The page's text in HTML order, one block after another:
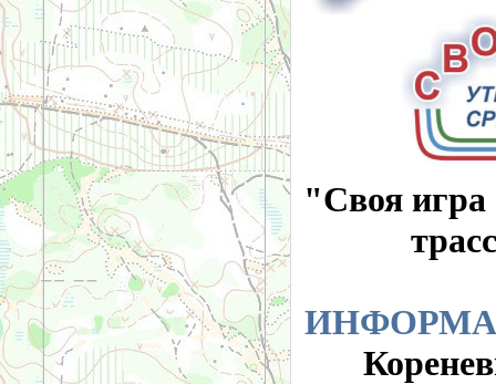
"Своя игра